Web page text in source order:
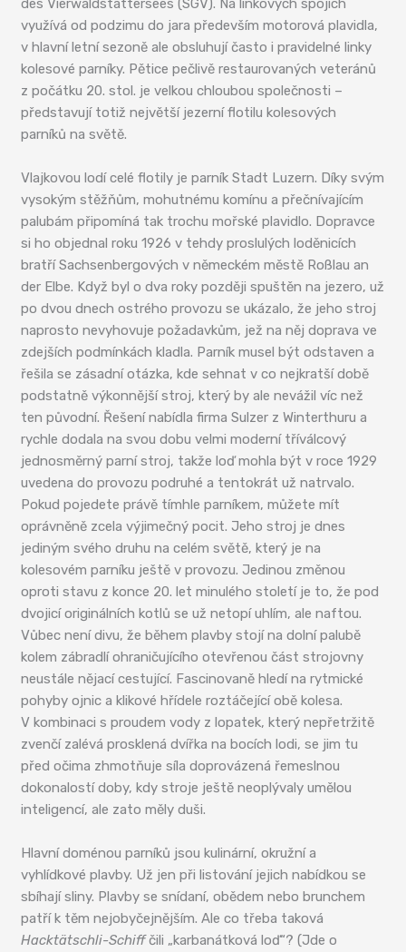
des Vierwaldstättersees (SGV). Na linkových spojích
využívá od podzimu do jara především motorová plavidla,
v hlavní letní sezoně ale obsluhují často i pravidelné linky
kolesové parníky. Pětice pečlivě restaurovaných veteránů
z počátku 20. stol. je velkou chloubou společnosti –
představují totiž největší jezerní flotilu kolesových
parníků na světě.
Vlajkovou lodí celé flotily je parník Stadt Luzern. Díky svým
vysokým stěžňům, mohutnému komínu a přečnívajícím
palubám připomíná tak trochu mořské plavidlo. Dopravce
si ho objednal roku 1926 v tehdy proslulých loděnicích
bratří Sachsenbergových v německém městě Roßlau an
der Elbe. Když byl o dva roky později spuštěn na jezero, už
po dvou dnech ostrého provozu se ukázalo, že jeho stroj
naprosto nevyhovuje požadavkům, jež na něj doprava ve
zdejších podmínkách kladla. Parník musel být odstaven a
řešila se zásadní otázka, kde sehnat v co nejkratší době
podstatně výkonnější stroj, který by ale nevážil víc než
ten původní. Řešení nabídla firma Sulzer z Winterthuru a
rychle dodala na svou dobu velmi moderní tříválcový
jednosměrný parní stroj, takže loď mohla být v roce 1929
uvedena do provozu podruhé a tentokrát už natrvalo.
Pokud pojedete právě tímhle parníkem, můžete mít
oprávněně zcela výjimečný pocit. Jeho stroj je dnes
jediným svého druhu na celém světě, který je na
kolesovém parníku ještě v provozu. Jedinou změnou
oproti stavu z konce 20. let minulého století je to, že pod
dvojicí originálních kotlů se už netopí uhlím, ale naftou.
Vůbec není divu, že během plavby stojí na dolní palubě
kolem zábradlí ohraničujícího otevřenou část strojovny
neustále nějací cestující. Fascinovaně hledí na rytmické
pohyby ojnic a klikové hřídele roztáčející obě kolesa.
V kombinaci s proudem vody z lopatek, který nepřetržitě
zvenčí zalévá prosklená dvířka na bocích lodi, se jim tu
před očima zhmotňuje síla doprovázená řemeslnou
dokonalostí doby, kdy stroje ještě neoplývaly umělou
inteligencí, ale zato měly duši.
Hlavní doménou parníků jsou kulinární, okružní a
vyhlídkové plavby. Už jen při listování jejich nabídkou se
sbíhají sliny. Plavby se snídaní, obědem nebo brunchem
patří k těm nejobyčejnějším. Ale co třeba taková
Hacktätschli-Schiffčili „karbanátková loď“? (Jde o